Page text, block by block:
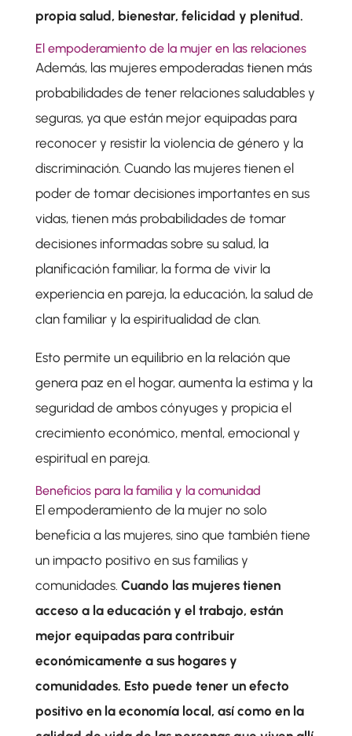
propia salud, bienestar, felicidad y plenitud.
El empoderamiento de la mujer en las relaciones
Además, las mujeres empoderadas tienen más
probabilidades de tener relaciones saludables y
seguras, ya que están mejor equipadas para
reconocer y resistir la violencia de género y la
discriminación. Cuando las mujeres tienen el
poder de tomar decisiones importantes en sus
vidas, tienen más probabilidades de tomar
decisiones informadas sobre su salud, la
planificación familiar, la forma de vivir la
experiencia en pareja, la educación, la salud de
clan familiar y la espiritualidad de clan.
Esto permite un equilibrio en la relación que
genera paz en el hogar, aumenta la estima y la
seguridad de ambos cónyuges y propicia el
crecimiento económico, mental, emocional y
espiritual en pareja.
Beneficios para la familia y la comunidad
El empoderamiento de la mujer no solo
beneficia a las mujeres, sino que también tiene
un impacto positivo en sus familias y
comunidades. Cuando las mujeres tienen
acceso a la educación y el trabajo, están
mejor equipadas para contribuir
económicamente a sus hogares y
comunidades. Esto puede tener un efecto
positivo en la economía local, así como en la